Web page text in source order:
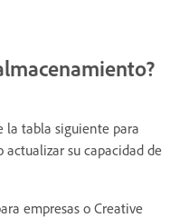
la tabla siguiente para
su capacidad de
empresas o Creative